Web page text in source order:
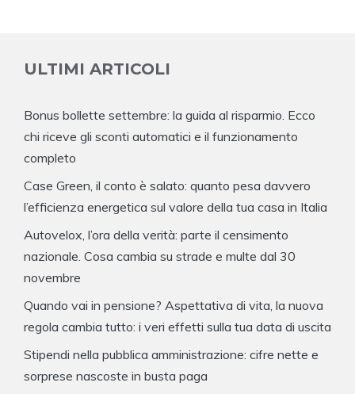
ULTIMI ARTICOLI
Bonus bollette settembre: la guida al risparmio. Ecco
chi riceve gli sconti automatici e il funzionamento
completo
Case Green, il conto è salato: quanto pesa davvero
l’efficienza energetica sul valore della tua casa in Italia
Autovelox, l’ora della verità: parte il censimento
nazionale. Cosa cambia su strade e multe dal 30
novembre
Quando vai in pensione? Aspettativa di vita, la nuova
regola cambia tutto: i veri effetti sulla tua data di uscita
Stipendi nella pubblica amministrazione: cifre nette e
sorprese nascoste in busta paga